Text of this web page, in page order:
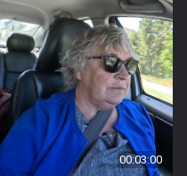
00:03:00